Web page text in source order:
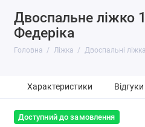
Двоспальне ліжко
Федеріка
Головна Ліжка Двоспальні ліжка
Характеристики Відгуки
Доступний до замовлення